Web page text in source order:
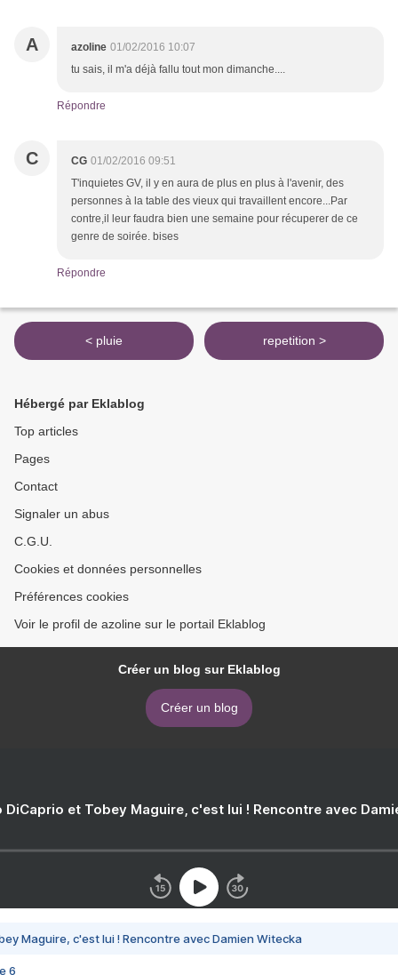
A azoline 01/02/2016 10:07
tu sais, il m'a déjà fallu tout mon dimanche....
Répondre
C CG 01/02/2016 09:51
T'inquietes GV, il y en aura de plus en plus à l'avenir, des
personnes à la table des vieux qui travaillent encore...Par
contre,il leur faudra bien une semaine pour récuperer de ce
genre de soirée. bises
Répondre
< pluie repetition >
Hébergé par Eklablog
Top articles
Pages
Contact
Signaler un abus
C.G.U.
Cookies et données personnelles
Préférences cookies
Voir le profil de azoline sur le portail Eklablog
Créer un blog sur Eklablog
Créer un blog
DiCaprio et Tobey Maguire, c'est lui ! Rencontre avec
Maguire, c'est lui ! Rencontre avec Damien Witecka
6